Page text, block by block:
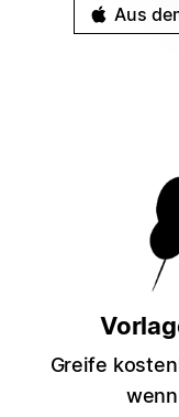
Aus
Greife